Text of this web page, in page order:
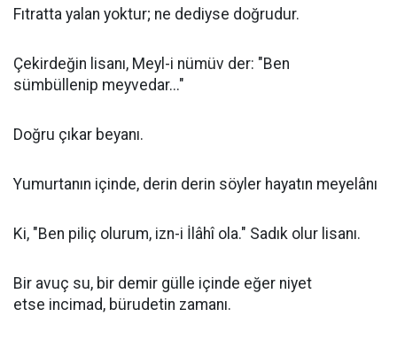
Fıtratta yalan yoktur; ne dediyse doğrudur.
Çekirdeğin lisanı, Meyl-i nümüv der: "Ben
sümbüllenip meyvedar..."
Doğru çıkar beyanı.
Yumurtanın içinde, derin derin söyler hayatın meyelânı
Ki, "Ben piliç olurum, izn-i İlâhî ola." Sadık olur lisanı.
Bir avuç su, bir demir gülle içinde eğer niyet
etse incimad, bürudetin zamanı.